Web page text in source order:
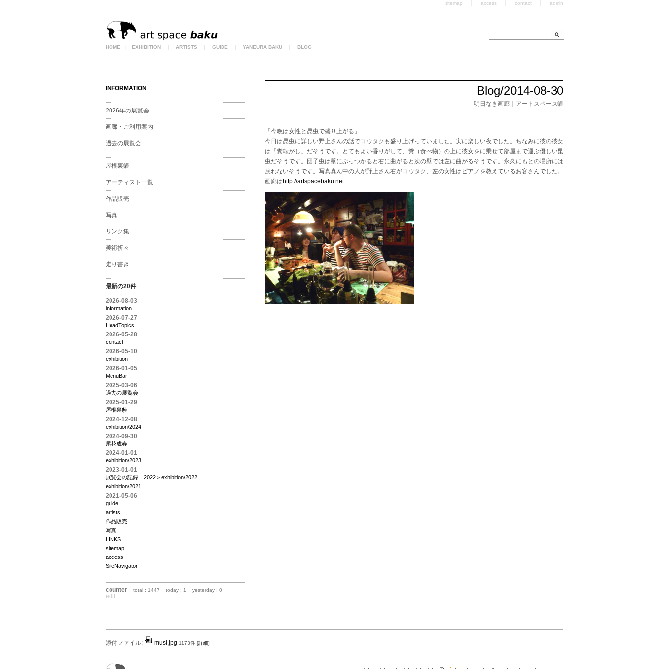
INFORMATION
2026年の展覧会
画廊・ご利用案内
過去の展覧会
屋根裏貘
アーティスト一覧
作品販売
写真
リンク集
美術折々
走り書き
最新の20件
2026-08-03
information
2026-07-27
HeadTopics
2026-05-28
contact
2026-05-10
exhibition
2026-01-05
MenuBar
2025-03-06
過去の展覧会
2025-01-29
屋根裏貘
2024-12-08
exhibition/2024
2024-09-30
尾花成春
2024-01-01
exhibition/2023
2023-01-01
展覧会の記録｜2022＞exhibition/2022
exhibition/2021
2021-05-06
guide
artists
作品販売
写真
LINKS
sitemap
access
SiteNavigator
counter total : 1447 today : 1 yesterday : 0
edit
Blog/2014-08-30
明日なき画廊｜アートスペース貘
「今晩は女性と昆虫で盛り上がる」
今日は昆虫に詳しい野上さんの話でコウタクも盛り上げっていました。実に楽しい夜でした。ちなみに彼の彼女
は「糞転がし」だそうです。とてもよい香りがして、糞（食べ物）の上に彼女をに乗せて部屋まで運ぶ優しい昆
虫だそうです。団子虫は壁にぶっつかると右に曲がると次の壁では左に曲がるそうです。永久にもとの場所には
戻れないそうです。写真真ん中の人が野上さん右がコウタク、左の女性はピアノを教えているお客さんでした。
画廊はhttp://artspacebaku.net
添付ファイル: musi.jpg 1173件 [詳細]
sitemap access contact admin
HOME | EXHIBITION ARTISTS GUIDE YANEURA BAKU BLOG